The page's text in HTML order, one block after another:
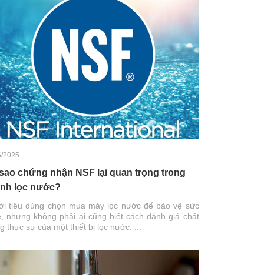
2025
chứng nhận NSF lại quan trọng trong
lọc nước?
tiêu dùng chọn mua máy lọc nước để bảo vệ sức
nhưng không phải ai cũng biết cách đánh giá chất
thực sự của một thiết bị lọc nước. ...